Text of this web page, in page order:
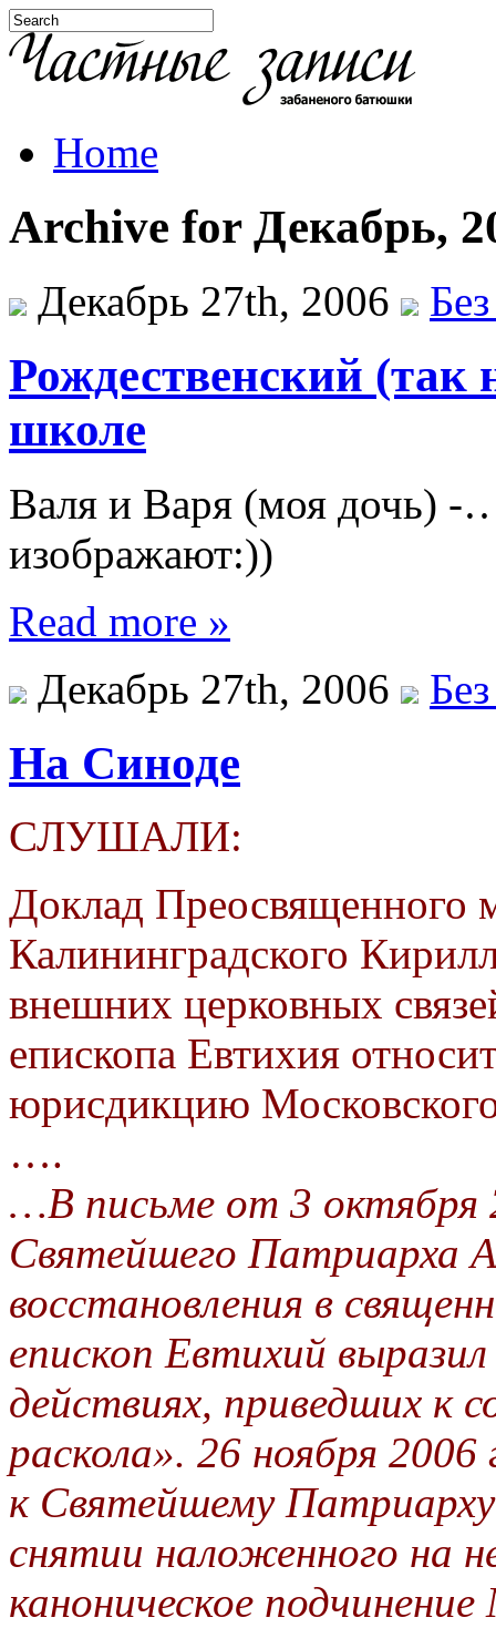
Home
Archive for Декабрь,
Декабрь 27th, 2006
Рождественский (так
школе
Валя и Варя (моя дочь) -
изображают:))
Read more »
Декабрь 27th, 2006
На Синоде
СЛУШАЛИ:
Доклад Преосвященного
Калининградского
внешних церковных
епископа Евтихия
юрисдикцию
….
…В письме от 3 октября
Святейшего Патриарха
восстановления в
епископ Евтихий выразил
действиях, приведших к
раскола». 26 ноября
к Святейшему
снятии наложенного на
каноническое